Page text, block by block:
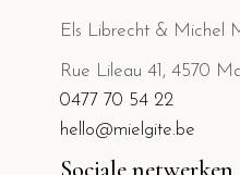
Els Librecht & Michel
Rue Lileau 41, 4570
0477 70 54 22
hello@mielgite.be